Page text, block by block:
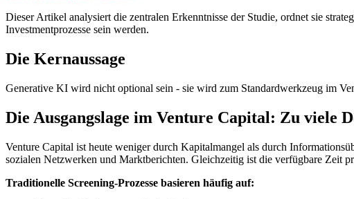
Dieser Artikel analysiert die zentralen Erkenntnisse der Studie, ordnet sie
Investmentprozesse sein werden.
Die Kernaussage
Generative KI wird nicht optional sein - sie wird zum Standardwerkzeug im
Die Ausgangslage im Venture Capital: Zu viele
Venture Capital ist heute weniger durch Kapitalmangel als durch
sozialen Netzwerken und Marktberichten. Gleichzeitig ist die verfügbare Zeit
Traditionelle Screening-Prozesse basieren häufig auf: